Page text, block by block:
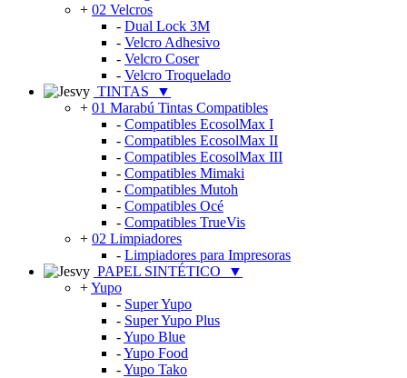
+ 02 Velcros
- Dual Lock 3M
- Velcro Adhesivo
- Velcro Coser
- Velcro Troquelado
TINTAS
▼
+ 01 Marabú Tintas Compatibles
- Compatibles EcosolMax I
- Compatibles EcosolMax II
- Compatibles EcosolMax III
- Compatibles Mimaki
- Compatibles Mutoh
- Compatibles Océ
- Compatibles TrueVis
+ 02 Limpiadores
- Limpiadores para Impresoras
PAPEL SINTÉTICO
▼
+Yupo
- Super Yupo
- Super Yupo Plus
-Yupo Blue
-Yupo Food
-Yupo Tako